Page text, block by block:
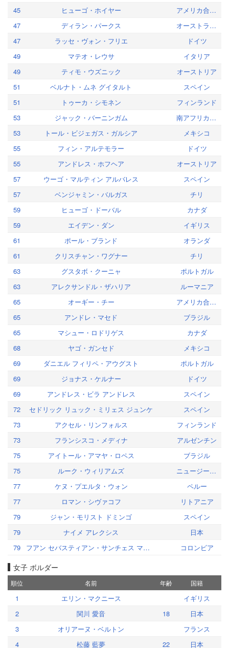
45
ヒューゴ・ホイヤー
アメリカ合衆国
47
ディラン・パークス
オーストラリア
47
ラッセ・ヴォン・フリエ
ドイツ
49
マテオ・レウサ
イタリア
49
ティモ・ウズニック
オーストリア
51
ベルナト・ムネ グイタルト
スペイン
51
トゥーカ・シモネン
フィンランド
53
ジャック・バーニンガム
南アフリカ共和国
53
トール・ビジェガス・ガルシア
メキシコ
55
フィン・アルテモラー
ドイツ
55
アンドレス・ホフヘア
オーストリア
57
ウーゴ・マルティン アルバレス
スペイン
57
ベンジャミン・バルガス
チリ
59
ヒューゴ・ドーバル
カナダ
59
エイデン・ダン
イギリス
61
ポール・ブランド
オランダ
61
クリスチャン・ワグナー
チリ
63
グスタボ・クーニャ
ポルトガル
63
アレクサンドル・ザハリア
ルーマニア
65
オーギー・チー
アメリカ合衆国
65
アンドレ・マセド
ブラジル
65
マシュー・ロドリゲス
カナダ
68
ヤゴ・ガンセド
メキシコ
69
ダニエル フィリペ・アウグスト
ポルトガル
69
ジョナス・ケルナー
ドイツ
69
アンドレス・ビラ アンドレス
スペイン
72
セドリック リュック・ミリェス ジュンケ
スペイン
73
アクセル・リンフォルス
フィンランド
73
フランシスコ・メディナ
アルゼンチン
75
アイトール・アマヤ・ロペス
ブラジル
75
ルーク・ウィリアムズ
ニュージーランド
77
ケヌ・プエルタ・ウォン
ペルー
77
ロマン・シヴァコフ
リトアニア
79
ジャン・モリスト ドミンゴ
スペイン
79
ナイメ アレクシス
日本
79
フアン セバスティアン・サンチェス マルティン コロンビア
女子 ボルダー
順位 名前 年齢 国籍
1 エリン・マクニース
イギリス
2
関川 愛音 18
日本
3
オリアーヌ・ベルトン
フランス
4
松藤 藍夢 22 日本